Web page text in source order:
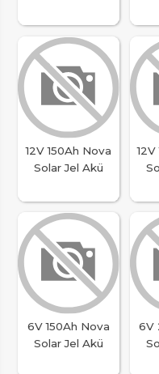
12V 150Ah Nova
Solar Jel Akü
6V 150Ah Nova
Solar Jel Akü
6V